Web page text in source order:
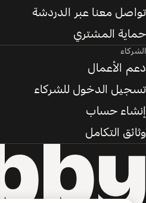
تواصل معنا عبر الدردشة
حماية المشتري
الشركاء
دعم الأعمال
تسجيل الدخول للشركاء
إنشاء حساب
وثائق التكامل